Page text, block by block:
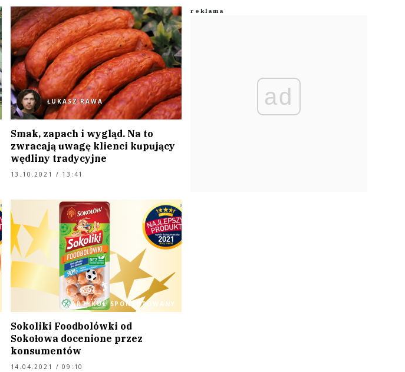
ŁUKASZ RAWA
Smak, zapach i wygląd. Na to
zwracają uwagę klienci kupujący
wędliny tradycyjne
13.10.2021 / 13:41
ARTYKUŁ SPONSOROWANY
Sokoliki Foodbolówki od
Sokołowa docenione przez
konsumentów
14.04.2021 / 09:10
ad